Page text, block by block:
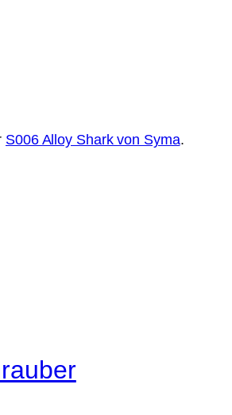
S006 Alloy Shark von Syma.